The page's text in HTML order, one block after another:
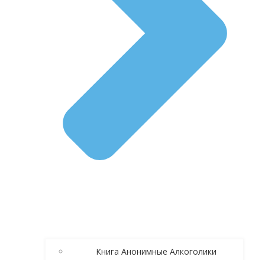
Книга Анонимные Алкоголики